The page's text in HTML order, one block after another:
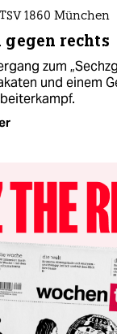
1860 München
gegen rechts
zum
und einem